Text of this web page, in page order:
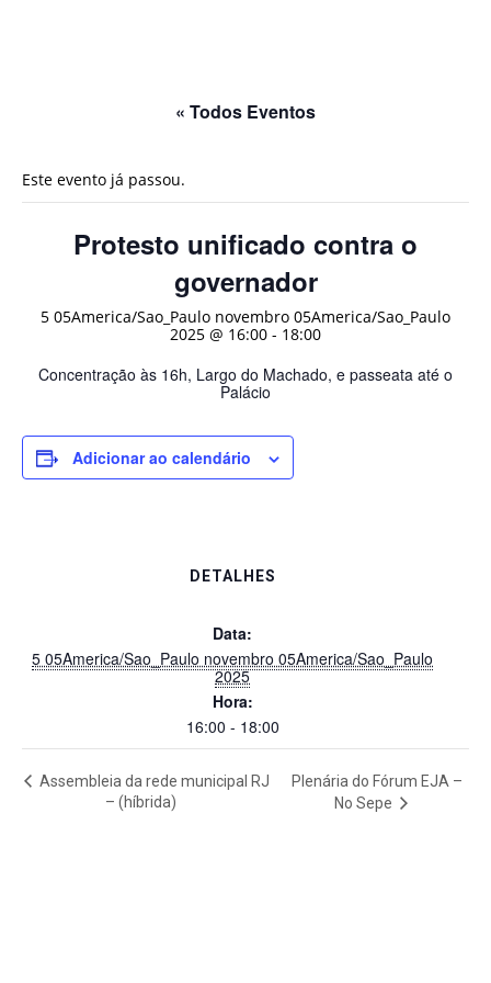
« Todos Eventos
Este evento já passou.
Protesto unificado contra o
governador
5 05America/Sao_Paulo novembro 05America/Sao_Paulo
2025 @ 16:00 - 18:00
Concentração às 16h, Largo do Machado, e passeata até o
Palácio
Adicionar ao calendário
DETALHES
Data:
5 05America/Sao_Paulo novembro 05America/Sao_Paulo
2025
Hora:
16:00 - 18:00
Assembleia da rede municipal RJ
– (híbrida)
Plenária do Fórum EJA –
No Sepe